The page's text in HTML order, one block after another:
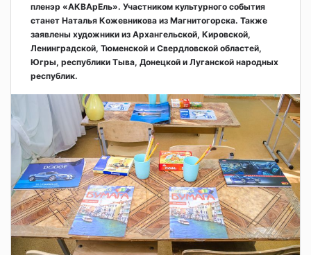
пленэр «АКВАрЕль». Участником культурного события
станет Наталья Кожевникова из Магнитогорска. Также
заявлены художники из Архангельской, Кировской,
Ленинградской, Тюменской и Свердловской областей,
Югры, республики Тыва, Донецкой и Луганской народных
республик.